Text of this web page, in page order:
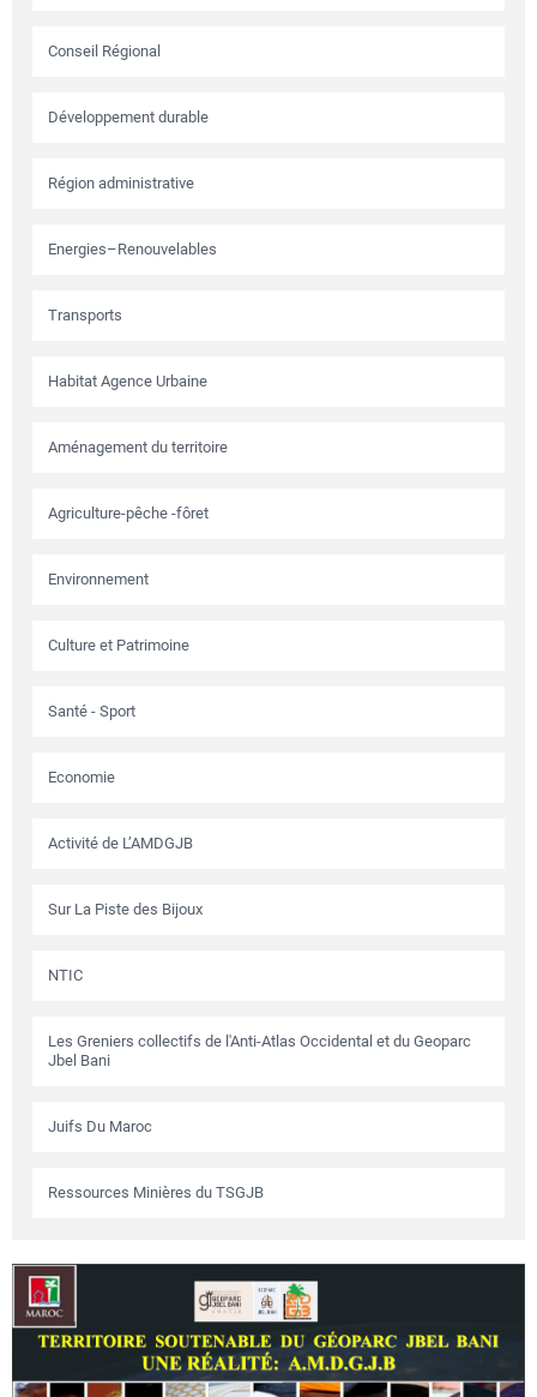
Conseil Régional
Développement durable
Région administrative
Energies–Renouvelables
Transports
Habitat Agence Urbaine
Aménagement du territoire
Agriculture-pêche -fôret
Environnement
Culture et Patrimoine
Santé - Sport
Economie
Activité de L’AMDGJB
Sur La Piste des Bijoux
NTIC
Les Greniers collectifs de l'Anti-Atlas Occidental et du Geoparc
Jbel Bani
Juifs Du Maroc
Ressources Minières du TSGJB